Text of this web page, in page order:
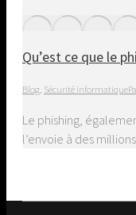
Qu’est ce que le
Blog Sécurité informatique
Le phishing,
l’envoie à des